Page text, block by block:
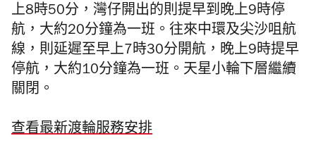
上8時50分，灣仔開出的則提早到晚上9時停
航，大約20分鐘為一班。往來中環及尖沙咀航
線，則延遲至早上7時30分開航，晚上9時提早
停航，大約10分鐘為一班。天星小輪下層繼續
關閉。
查看最新渡輪服務安排